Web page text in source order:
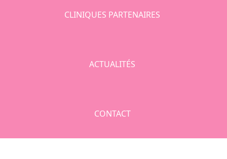
CLINIQUES PARTENAIRES
ACTUALITÉS
CONTACT